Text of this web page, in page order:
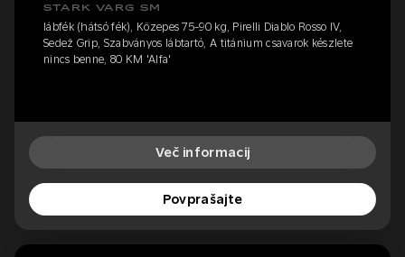
STARK VARG SM
lábfék (hátsó fék), Közepes 75-90 kg, Pirelli Diablo Rosso IV,
Sedež Grip, Szabványos lábtartó, A titánium csavarok készlete
nincs benne, 80 KM 'Alfa'
Več informacij
Povprašajte